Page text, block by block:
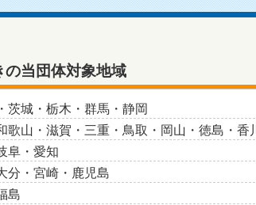
当団体対象地域
茨城・栃木・群馬・静岡
山・滋賀・三重・鳥取・岡山・徳島・香川
阜・愛知
分・宮崎・鹿児島
島